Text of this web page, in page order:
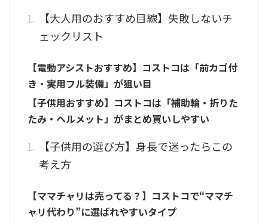
【大人用のおすすめ目線】失敗しないチ
ェックリスト
【電動アシストおすすめ】コストコは「前カゴ付
き・実用フル装備」が狙い目
【子供用おすすめ】コストコは「補助輪・折りた
たみ・ヘルメット」がまとめ買いしやすい
【子供用の選び方】身長で迷ったらこの
考え方
【ママチャリは売ってる？】コストコで“ママチ
ャリ代わり”に選ばれやすいタイプ